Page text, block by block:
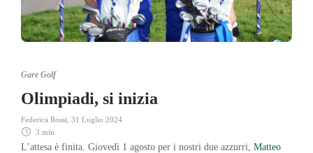
Gare Golf
Olimpiadi, si inizia
Federica Rossi 31 Luglio 2024
3 min
L’attesa è finita. Giovedì 1 agosto per i nostri due azzurri, Matteo